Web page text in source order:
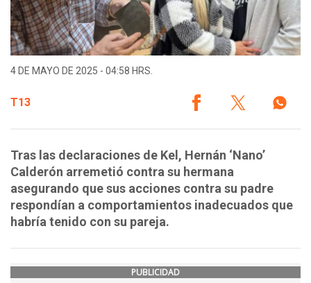
4 DE MAYO DE 2025 - 04:58 HRS.
T13
Tras las declaraciones de Kel, Hernán ‘Nano’
Calderón arremetió contra su hermana
asegurando que sus acciones contra su padre
respondían a comportamientos inadecuados que
habría tenido con su pareja.
PUBLICIDAD